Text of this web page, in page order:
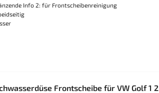
Info 2: für Frontscheibenreinigung
Frontscheibe für VW Golf 1 2